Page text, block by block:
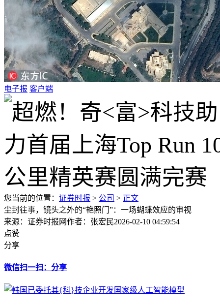
电子报 客户端
您当前的位置： 证券时报 > 公司 > 正文
尘封往事，镜头之外的“艳照门”：一场蝴蝶效应的审视
来源：证券时报网作者：张宏民2026-02-10 04:59:54
点赞
分享
微信扫一扫：分享